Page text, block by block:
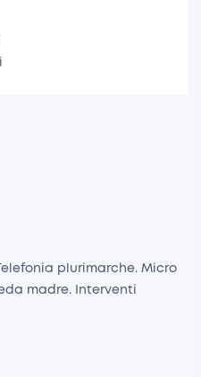
plurimarche. Micro
madre. Interventi